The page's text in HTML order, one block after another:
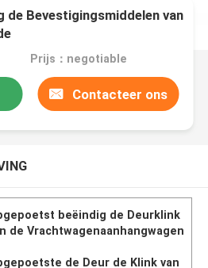
de Bevestigingsmiddelen van
Prijs：negotiable
Contacteer ons
beëindig de Deurklink
de Vrachtwagenaanhangwagen
de Deur de Klink van